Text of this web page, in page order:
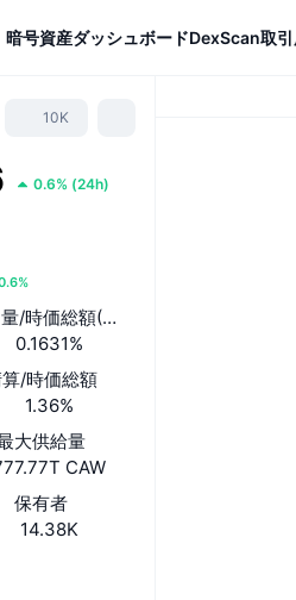
暗号資産ダッシュボードDexScan取
10K
0.6% (24h)
/時価総額(24時間)
0.1631%
/時価総額
1.36%
大供給量
CAW
保有者
14.38K